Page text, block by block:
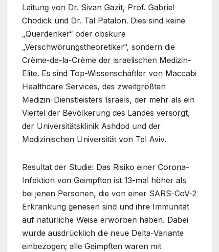
Leitung von Dr. Sivan Gazit, Prof. Gabriel
Chodick und Dr. Tal Patalon. Dies sind keine
„Querdenker“ oder obskure
„Verschwörungstheoretiker“, sondern die
Crème-de-la-Crème der israelischen Medizin-
Elite. Es sind Top-Wissenschaftler von Maccabi
Healthcare Services, des zweitgrößten
Medizin-Dienstleisters Israels, der mehr als ein
Viertel der Bevölkerung des Landes versorgt,
der Universitätsklinik Ashdod und der
Medizinischen Universität von Tel Aviv.
Resultat der Studie: Das Risiko einer Corona-
Infektion von Geimpften ist 13-mal höher als
bei jenen Personen, die von einer SARS-CoV-2
Erkrankung genesen sind und ihre Immunität
auf natürliche Weise erworben haben. Dabei
wurde ausdrücklich die neue Delta-Variante
einbezogen; alle Geimpften waren mit